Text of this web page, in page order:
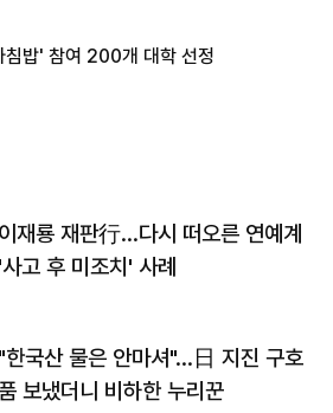
침밥' 참여 200개 대학 선정
이재룡 재판行…다시 떠오른 연예계
'사고 후 미조치' 사례
"한국산 물은 안마셔"…日 지진 구호
보냈더니 비하한 누리꾼